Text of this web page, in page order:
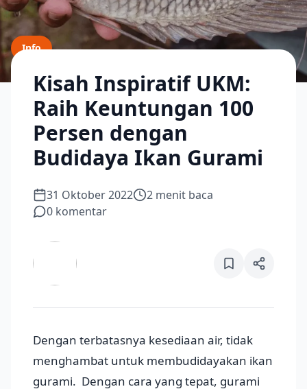
Info
Kisah Inspiratif UKM:
Raih Keuntungan 100
Persen dengan
Budidaya Ikan Gurami
31 Oktober 2022 2 menit baca
0 komentar
Dengan terbatasnya kesediaan air, tidak
menghambat untuk membudidayakan ikan
gurami. Dengan cara yang tepat, gurami